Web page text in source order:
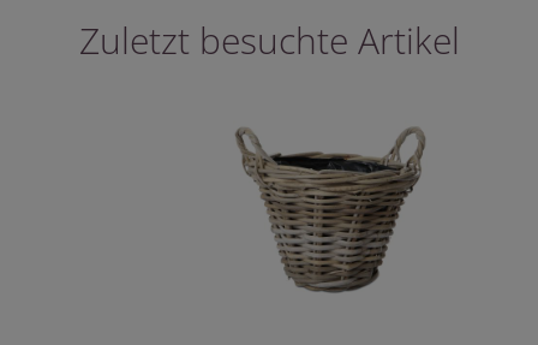
Zuletzt besuchte Artikel